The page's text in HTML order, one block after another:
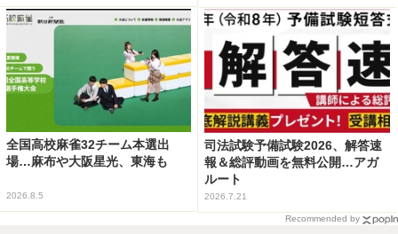
全国高校麻雀32チーム本選出
場…麻布や大阪星光、東海も
2026.8.5
司法試験予備試験2026、解答速
報＆総評動画を無料公開…アガ
ルート
2026.7.21
Recommended by